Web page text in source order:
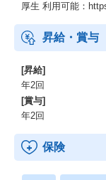
厚生 利用可能：
昇給・賞与
[昇給]
年2回
[賞与]
年2回
保険